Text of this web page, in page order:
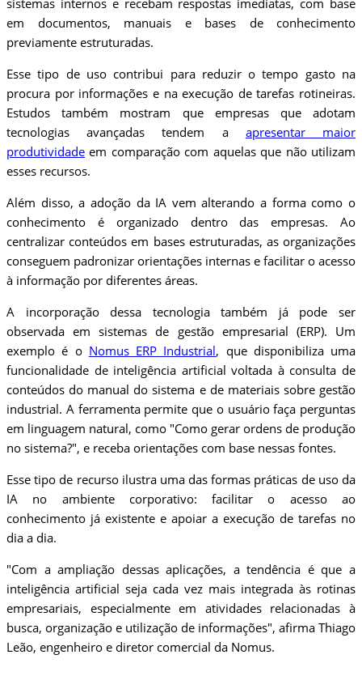
sistemas internos e recebam respostas imediatas, com base
em documentos, manuais e bases de conhecimento
previamente estruturadas.
Esse tipo de uso contribui para reduzir o tempo gasto na
procura por informações e na execução de tarefas rotineiras.
Estudos também mostram que empresas que adotam
tecnologias avançadas tendem a apresentar maior
produtividade em comparação com aquelas que não utilizam
esses recursos.
Além disso, a adoção da IA vem alterando a forma como o
conhecimento é organizado dentro das empresas. Ao
centralizar conteúdos em bases estruturadas, as organizações
conseguem padronizar orientações internas e facilitar o acesso
à informação por diferentes áreas.
A incorporação dessa tecnologia também já pode ser
observada em sistemas de gestão empresarial (ERP). Um
exemplo é o Nomus ERP Industrial, que disponibiliza uma
funcionalidade de inteligência artificial voltada à consulta de
conteúdos do manual do sistema e de materiais sobre gestão
industrial. A ferramenta permite que o usuário faça perguntas
em linguagem natural, como "Como gerar ordens de produção
no sistema?", e receba orientações com base nessas fontes.
Esse tipo de recurso ilustra uma das formas práticas de uso da
IA no ambiente corporativo: facilitar o acesso ao
conhecimento já existente e apoiar a execução de tarefas no
dia a dia.
"Com a ampliação dessas aplicações, a tendência é que a
inteligência artificial seja cada vez mais integrada às rotinas
empresariais, especialmente em atividades relacionadas à
busca, organização e utilização de informações", afirma Thiago
Leão, engenheiro e diretor comercial da Nomus.